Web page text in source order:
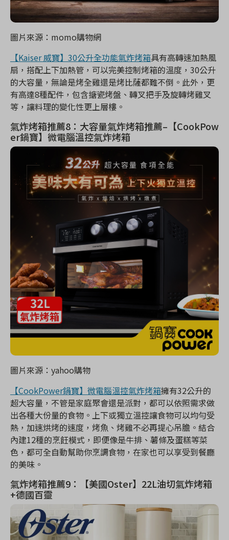
圖片來源：momo購物網
【Kaiser 威寶】30公升全功能氣炸烤箱具有高轉速加熱風
扇，搭配上下加熱管，可以完美控制烤箱的溫度，30公升
的大容量，無論是烤全雞還是烤比薩都難不倒。此外，更
有高達8種配件，包含搪瓷烤盤、轉叉把手及旋轉烤雞叉
等，讓料理的變化性更上層樓。
氣炸烤箱推薦8：大容量氣炸烤箱推薦–【CookPow
er鍋寶】微電腦溫控氣炸烤箱
圖片來源：yahoo購物
【CookPower鍋寶】微電腦溫控氣炸烤箱擁有32公升的
超大容量，不管是家庭聚會還是派對，都可以依照需求做
出各種大份量的食物。上下或獨立溫控讓食物可以均勻受
熱，加速烘烤的速度，烤魚、烤雞不必再提心吊膽。結合
內建12種的烹飪模式，即便像是牛排、薯條及蛋糕等菜
色，都可全自動幫助你烹調食物，在家也可以享受到餐廳
的美味。
氣炸烤箱推薦9：【美國Oster】22L油切氣炸烤箱
+德國百靈